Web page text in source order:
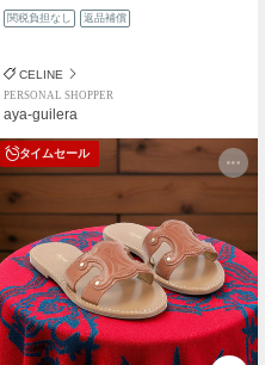
関税負担なし 返品補償
CELINE
PERSONAL SHOPPER
aya-guilera
タイムセール